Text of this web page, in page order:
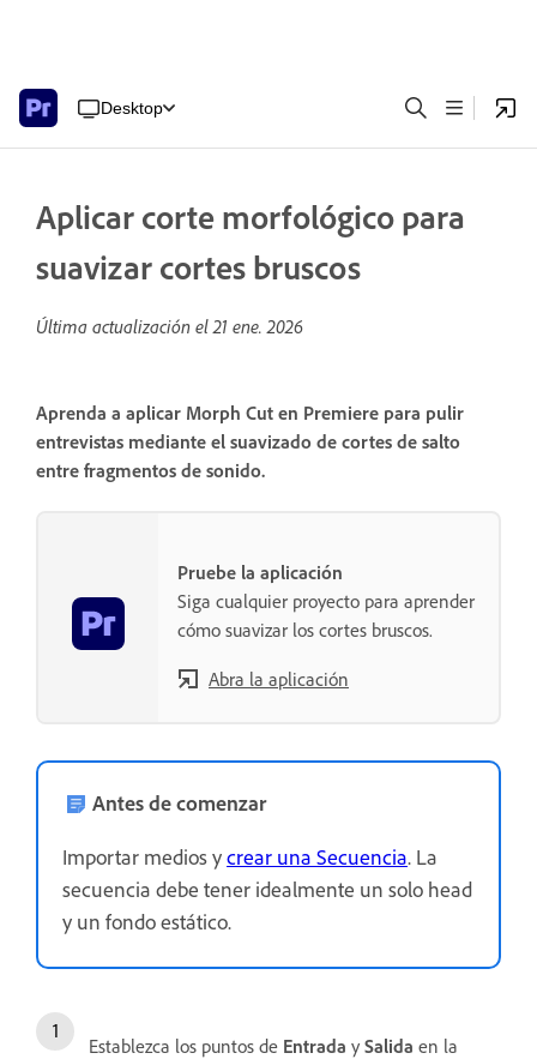
Desktop
Aplicar corte morfológico para
suavizar cortes bruscos
Última actualización el21 ene. 2026
Aprenda a aplicar Morph Cut en Premiere para pulir
entrevistas mediante el suavizado de cortes de salto
entre fragmentos de sonido.
Pruebe la aplicación
Siga cualquier proyecto para aprender
cómo suavizar los cortes bruscos.
Abra la aplicación
Antes de comenzar
Importar medios ycrear una Secuencia. La
secuencia debe tener idealmente un solo head
y un fondo estático.
Establezca los puntos de Entrada y Salida en la